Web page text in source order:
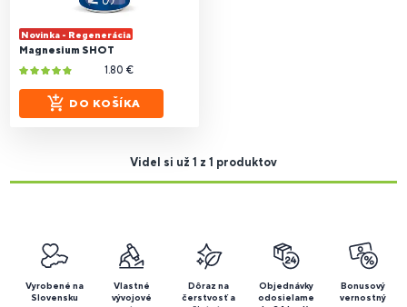
Novinka - Regenerácia
Magnesium SHOT
1.80 €
DO KOŠÍKA
Videl si už 1 z 1 produktov
Vyrobené na
Slovensku
Vlastné
vývojové
Dôraz na
čerstvosť a
Objednávky
odosielame
Bonusový
vernostný